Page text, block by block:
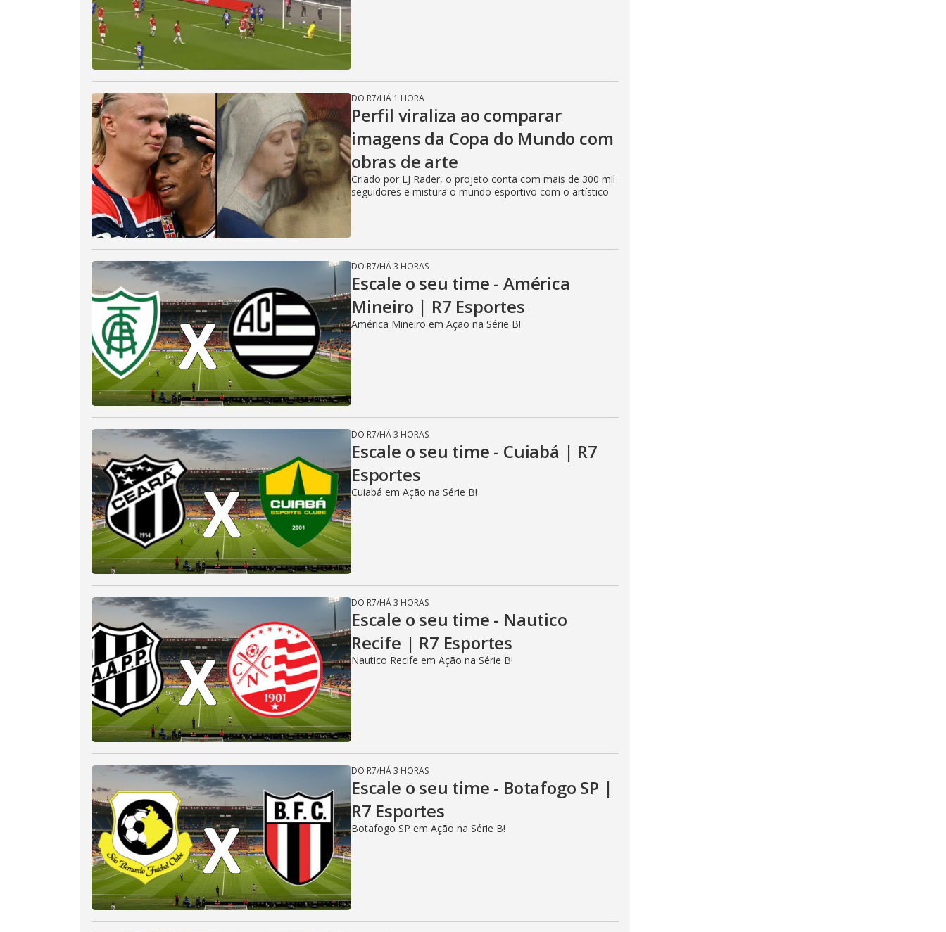
DO R7/HÁ 1 HORA
Perfil viraliza ao comparar
imagens da Copa do Mundo com
obras de arte
Criado por LJ Rader, o projeto conta com mais de 300 mil
seguidores e mistura o mundo esportivo com o artístico
DO R7/HÁ 3 HORAS
Escale o seu time - América
Mineiro | R7 Esportes
América Mineiro em Ação na Série B!
DO R7/HÁ 3 HORAS
Escale o seu time - Cuiabá | R7
Esportes
Cuiabá em Ação na Série B!
DO R7/HÁ 3 HORAS
Escale o seu time - Nautico
Recife | R7 Esportes
Nautico Recife em Ação na Série B!
DO R7/HÁ 3 HORAS
Escale o seu time - Botafogo SP |
R7 Esportes
Botafogo SP em Ação na Série B!